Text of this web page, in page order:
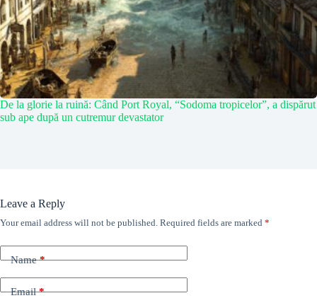
De la glorie la ruină: Când Port Royal, “Sodoma tropicelor”, a dispărut
sub ape după un cutremur devastator
Leave a Reply
Your email address will not be published. Required fields are marked *
Name*
Email*